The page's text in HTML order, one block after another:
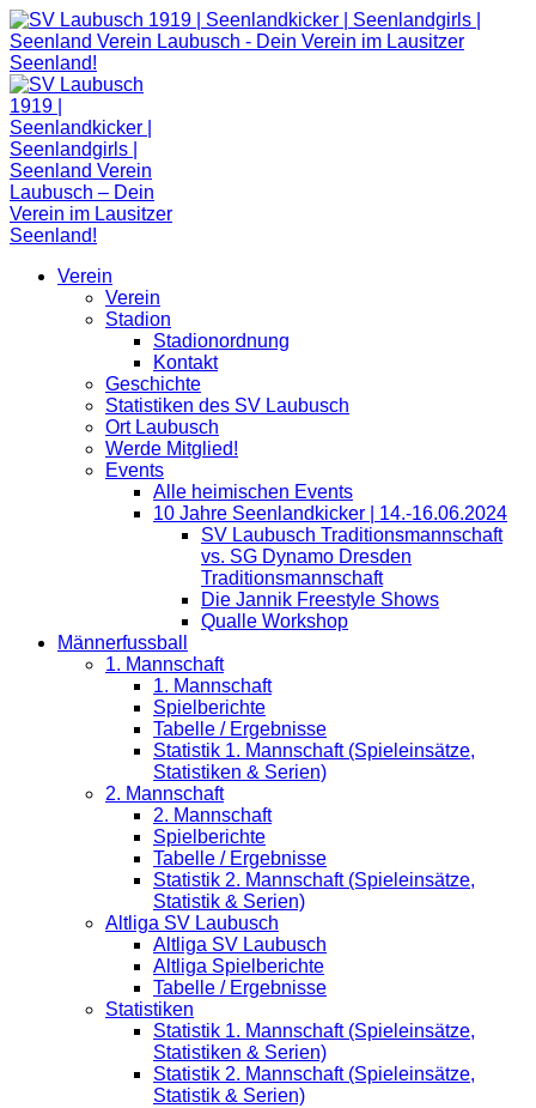
Zum
Inhalt
springen
Verein
Verein
Stadion
Stadionordnung
Kontakt
Geschichte
Statistiken des SV Laubusch
Ort Laubusch
Werde Mitglied!
Events
Alle heimischen Events
10 Jahre Seenlandkicker | 14.-16.06.2024
SV Laubusch Traditionsmannschaft
vs. SG Dynamo Dresden
Traditionsmannschaft
Die Jannik Freestyle Shows
Qualle Workshop
Männerfussball
1. Mannschaft
1. Mannschaft
Spielberichte
Tabelle / Ergebnisse
Statistik 1. Mannschaft (Spieleinsätze,
Statistiken & Serien)
2. Mannschaft
2. Mannschaft
Spielberichte
Tabelle / Ergebnisse
Statistik 2. Mannschaft (Spieleinsätze,
Statistik & Serien)
Altliga SV Laubusch
Altliga SV Laubusch
Altliga Spielberichte
Tabelle / Ergebnisse
Statistiken
Statistik 1. Mannschaft (Spieleinsätze,
Statistiken & Serien)
Statistik 2. Mannschaft (Spieleinsätze,
Statistik & Serien)